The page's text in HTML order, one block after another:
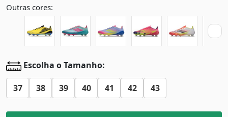
Outras cores:
Escolha o Tamanho:
37 38 39 40 41 42 43